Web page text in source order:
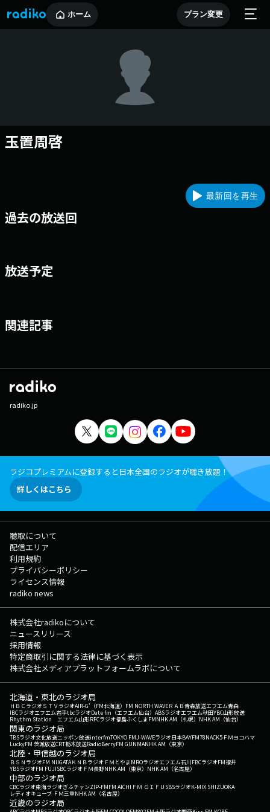
ホーム プラン変更
玉置周啓
最新回を再生
過去の放送回
放送予定
関連記事
radiko.jp
ラジコプレミアムに登録すると日本全国のラジオが聴き放題！
詳しくはこちら
聴取について
配信エリア
利用規約
プライバシーポリシー
ライセンス情報
radiko news
株式会社radikoについて
ニュースリリース
採用情報
特定商取引に関する法律に基づく表示
株式会社メディアプラットフォームラボについて
北海道・東北のラジオ局
ＨＢＣラジオＳＴＶラジオAIR-G'（FM北海道） FM NORTH WAVEＲＡＢ青森放送エフエム青森
IBCラジオエフエム岩手tbcラジオDate fm（エフエム仙台） ABSラジオエフエム秋田YBC山形放送
Rhythm Station エフエム山形RFCラジオ福島ふくしまFMNHK AM（札幌） NHK AM（仙台）
関東のラジオ局
TBSラジオ文化放送ニッポン放送interfmTOKYO FMJ-WAVEラジオ日本BAYFM78NACK5 ＦＭヨコハマ
LuckyFM 茨城放送CRT栃木放送RadioBerryFM GUNMANHK AM（東京）
北陸・甲信越のラジオ局
ＢＳＮラジオFM NIIGATAＫＮＢラジオ ＦＭとやまMROラジオエフエム石川FBCラジオFM福井
YBSラジオFM FUJISBCラジオ ＦＭ長野NHK AM（東京） NHK AM（名古屋）
中部のラジオ局
CBCラジオ東海ラジオぎふチャンZIP-FMFM AICHI ＦＭ ＧＩＦＵ SBSラジオK-MIX SHIZUOKA
レディオキューブ ＦＭ三重NHK AM（名古屋）
近畿のラジオ局